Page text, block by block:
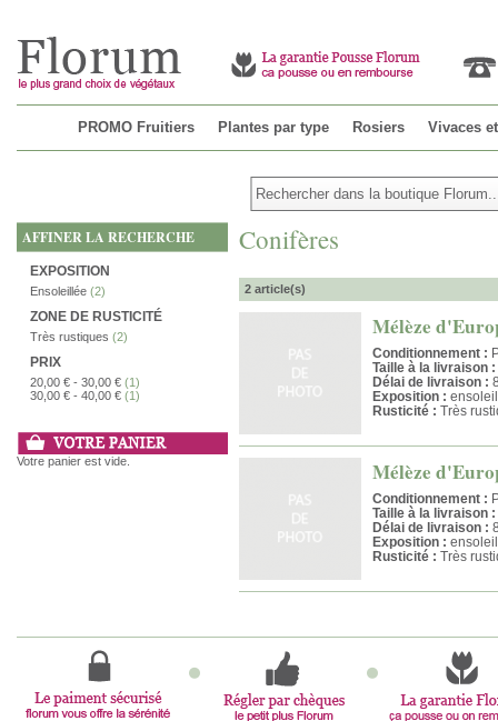
PROMO Fruitiers Plantes par type Rosiers Vivaces
AFFINER LA RECHERCHE
EXPOSITION
Ensoleillée (2)
ZONE DE RUSTICITÉ
Très rustiques (2)
PRIX
20,00 € - 30,00 € (1)
30,00 € - 40,00 € (1)
Votre panier est vide.
Conifères
2 article(s)
Mélèze
Conditionnement :
Taille à la livraison :
Délai de livraison :
Exposition :
Rusticité : Très
Mélèze
Conditionnement :
Taille à la livraison :
Délai de livraison :
Exposition :
Rusticité : Très